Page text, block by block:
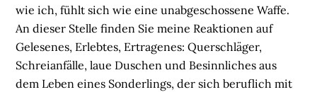
wie ich, fühlt sich wie eine unabgeschossene Waffe.
An dieser Stelle finden Sie meine Reaktionen auf
Gelesenes, Erlebtes, Ertragenes: Querschläger,
Schreianfälle, laue Duschen und Besinnliches aus
dem Leben eines Sonderlings, der sich beruflich mit